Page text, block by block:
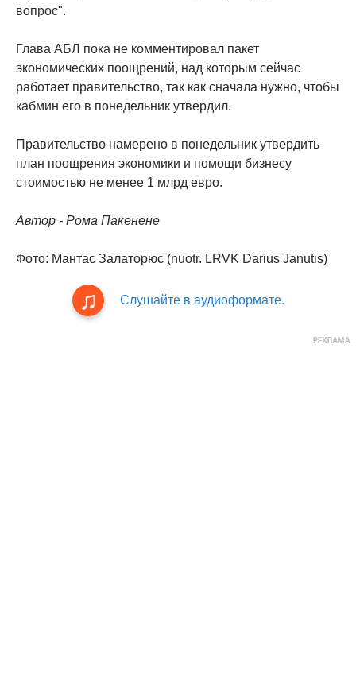
вопрос".
Глава АБЛ пока не комментировал пакет
экономических поощрений, над которым сейчас
работает правительство, так как сначала нужно, чтобы
кабмин его в понедельник утвердил.
Правительство намерено в понедельник утвердить
план поощрения экономики и помощи бизнесу
стоимостью не менее 1 млрд евро.
Автор - Рома Пакенене
Фото: Мантас Залаторюс (nuotr. LRVK Darius Janutis)
Слушайте в аудиоформате.